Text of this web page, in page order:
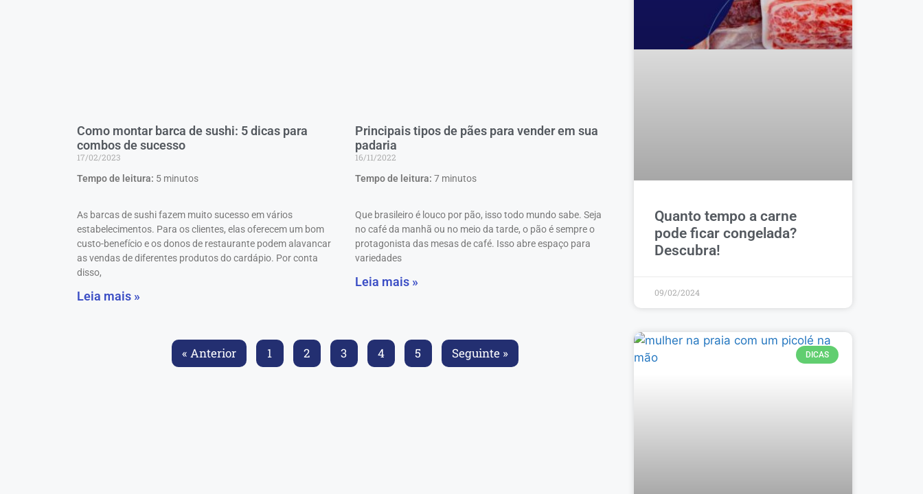
Como montar barca de sushi: 5 dicas para
combos de sucesso
17/02/2023
Tempo de leitura: 5 minutos
As barcas de sushi fazem muito sucesso em vários
estabelecimentos. Para os clientes, elas oferecem um bom
custo-benefício e os donos de restaurante podem alavancar
as vendas de diferentes produtos do cardápio. Por conta
disso,
Leia mais »
Principais tipos de pães para vender em sua
padaria
16/11/2022
Tempo de leitura:7 minutos
Que brasileiro é louco por pão, isso todo mundo sabe. Seja
no café da manhã ou no meio da tarde, o pão é sempre o
protagonista das mesas de café. Isso abre espaço para
variedades
Leia mais »
« Anterior 1 2 3 4 5 Seguinte »
Quanto tempo a carne
pode ficar congelada?
Descubra!
09/02/2024
DICAS